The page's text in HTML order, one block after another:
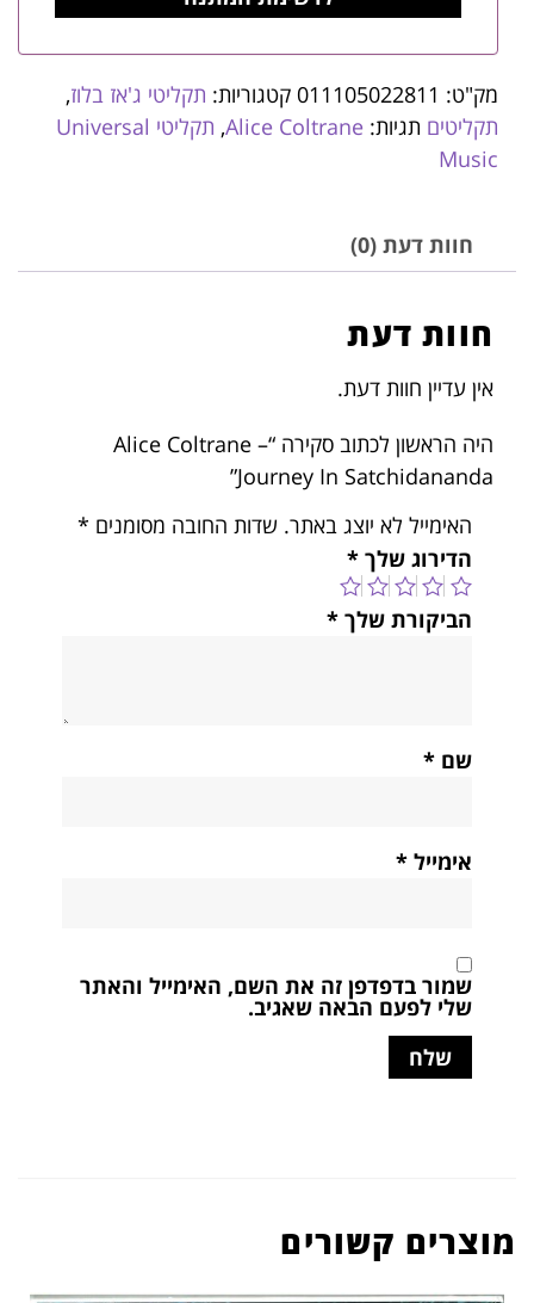
מק"ט: 011105022811 קטגוריות: תקליטי ג'אז בלוז,
תקליטים תגיות: Alice Coltrane
,
תקליטי Universal
Music
חוות דעת (0)
חוות דעת
אין עדיין חוות דעת.
היה הראשון לכתוב סקירה “Alice Coltrane –
Journey In Satchidananda”
האימייל לא יוצג באתר. שדות החובה מסומנים *
הדירוג שלך *
הביקורת שלך *
שם *
אימייל *
שמור בדפדפן זה את השם, האימייל והאתר
שלי לפעם הבאה שאגיב.
מוצרים קשורים